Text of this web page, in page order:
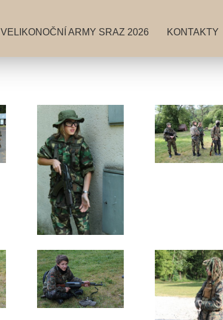
VELIKONOČNÍ ARMY SRAZ 2026 KONTAKTY